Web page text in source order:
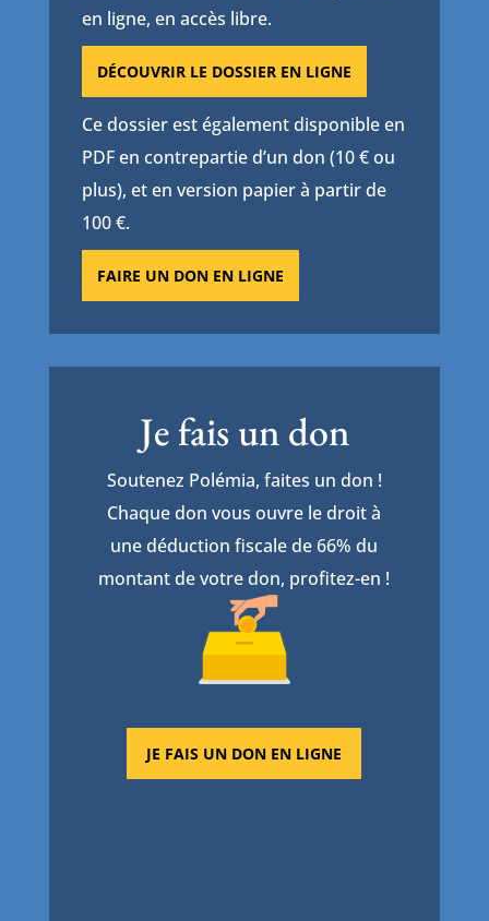
en ligne, en accès libre.
DÉCOUVRIR LE DOSSIER EN LIGNE
Ce dossier est également disponible en
PDF en contrepartie d’un don (10 € ou
plus), et en version papier à partir de
100 €.
FAIRE UN DON EN LIGNE
Je fais un don
Soutenez Polémia, faites un don !
Chaque don vous ouvre le droit à
une déduction fiscale de 66% du
montant de votre don, profitez-en !
JE FAIS UN DON EN LIGNE